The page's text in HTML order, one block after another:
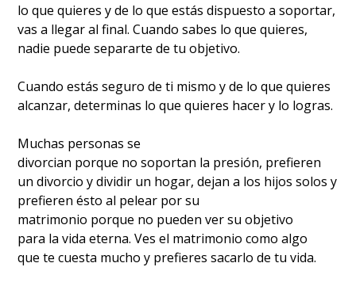
lo que quieres y de lo que estás dispuesto a soportar,
vas a llegar al final. Cuando sabes lo que quieres,
nadie puede separarte de tu objetivo.
Cuando estás seguro de ti mismo y de lo que quieres
alcanzar, determinas lo que quieres hacer y lo logras.
Muchas personas se
divorcian porque no soportan la presión, prefieren
un divorcio y dividir un hogar, dejan a los hijos solos y
prefieren ésto al pelear por su
matrimonio porque no pueden ver su objetivo
para la vida eterna. Ves el matrimonio como algo
que te cuesta mucho y prefieres sacarlo de tu vida.